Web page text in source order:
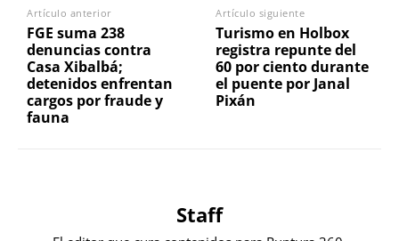
Artículo anterior
FGE suma 238
denuncias contra
Casa Xibalbá;
detenidos enfrentan
cargos por fraude y
fauna
Artículo siguiente
Turismo en Holbox
registra repunte del
60 por ciento durante
el puente por Janal
Pixán
Staff